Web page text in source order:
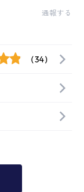
通報する
(34)